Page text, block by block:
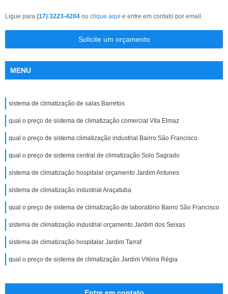
Ligue para (17) 3223-4204 ou clique aqui e entre em contato por email.
Solicite um orçamento
MENU
sistema de climatização de salas Barretos
qual o preço de sistema de climatização comercial VIla Elmaz
qual o preço de sistema climatização industrial Bairro São Francisco
qual o preço de sistema central de climatização Solo Sagrado
sistema de climatização hospitalar orçamento Jardim Antunes
sistema de climatização industrial Araçatuba
qual o preço de sistema de climatização de laboratório Bairro São Francisco
sistema de climatização industrial orçamento Jardim dos Seixas
sistema de climatização hospitalar Jardim Tarraf
qual o preço de sistema de climatização Jardim Vitória Régia